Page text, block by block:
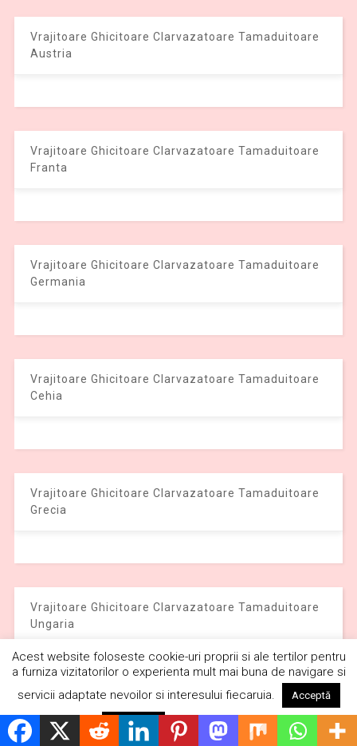
Vrajitoare Ghicitoare Clarvazatoare Tamaduitoare
Austria
Vrajitoare Ghicitoare Clarvazatoare Tamaduitoare
Franta
Vrajitoare Ghicitoare Clarvazatoare Tamaduitoare
Germania
Vrajitoare Ghicitoare Clarvazatoare Tamaduitoare
Cehia
Vrajitoare Ghicitoare Clarvazatoare Tamaduitoare
Grecia
Vrajitoare Ghicitoare Clarvazatoare Tamaduitoare
Ungaria
Vrajitoare Ghicitoare Clarvazatoare Tamaduitoare
Federatia Rusa
Acest website foloseste cookie-uri proprii si ale tertilor pentru
a furniza vizitatorilor o experienta mult mai buna de navigare si
servicii adaptate nevoilor si interesului fiecaruia.
Acceptă
Respinge Citește mai mult